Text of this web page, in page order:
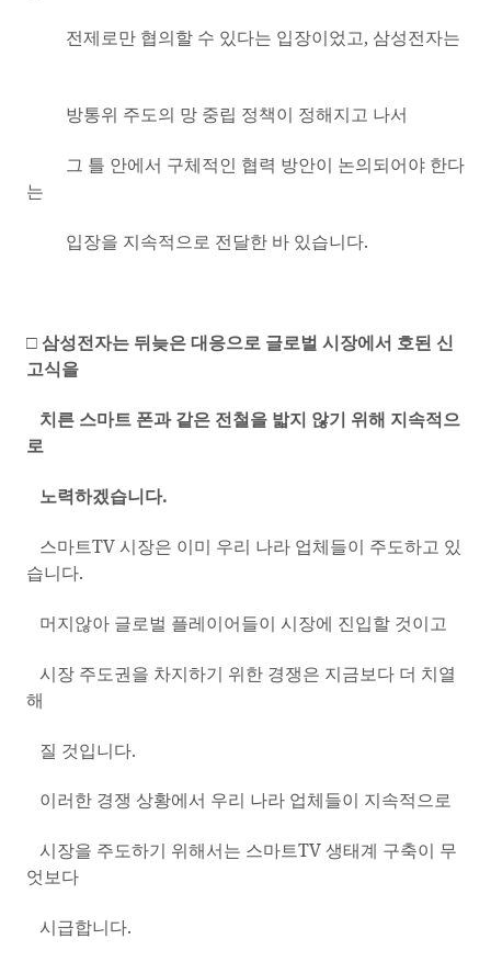
전제로만 협의할 수 있다는 입장이었고, 삼성전자는
방통위 주도의 망 중립 정책이 정해지고 나서
그 틀 안에서 구체적인 협력 방안이 논의되어야 한다
는
입장을 지속적으로 전달한 바 있습니다.
□ 삼성전자는 뒤늦은 대응으로 글로벌 시장에서 호된 신
고식을
치른 스마트 폰과 같은 전철을 밟지 않기 위해 지속적으
로
노력하겠습니다.
스마트TV시장은 이미 우리 나라 업체들이 주도하고 있
습니다.
머지않아 글로벌 플레이어들이 시장에 진입할 것이고
시장 주도권을 차지하기 위한 경쟁은 지금보다 더 치열
해
질 것입니다.
이러한 경쟁 상황에서 우리 나라 업체들이 지속적으로
시장을 주도하기 위해서는 스마트TV생태계 구축이 무
엇보다
시급합니다.